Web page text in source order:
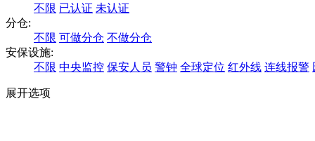
不限 已认证 未认证
分仓:
不限 可做分仓 不做分仓
安保设施:
不限 中央监控 保安人员 警钟 全球定位 红外线 连线报警
展开选项